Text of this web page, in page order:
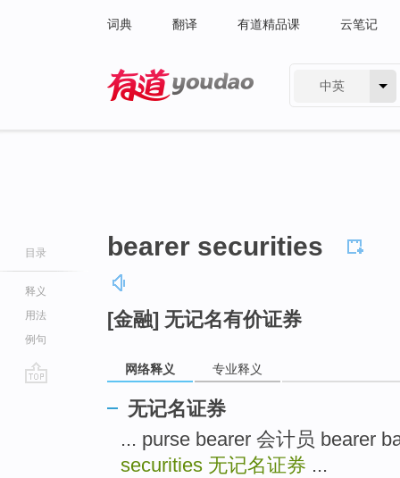
词典 翻译 有道精品课 云笔记
中英
目录
释义
用法
例句
bearer securities
[金融] 无记名有价证券
网络释义 专业释义
无记名证券
... purse bearer 会计员 bearer
securities 无记名证券 ...